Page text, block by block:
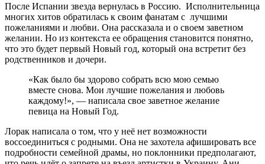
После Испании звезда вернулась в Россию. Исполнительница
многих хитов обратилась к своим фанатам с лучшими
пожеланиями и любви. Она рассказала и о своем заветном
желании. Но из контекста ее обращения становится понятно,
что это будет первый Новый год, который она встретит без
родственников и дочери.
«Как было бы здорово собрать всю мою семью
вместе снова. Мои лучшие пожелания и любовь
каждому!», — написала свое заветное желание
певица на Новый Год.
Лорак написала о том, что у неё нет возможности
воссоединиться с родными. Она не захотела афишировать все
подробности семейной драмы, но поклонники предполагают,